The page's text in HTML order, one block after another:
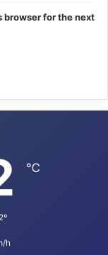
browser for the next
℃
h